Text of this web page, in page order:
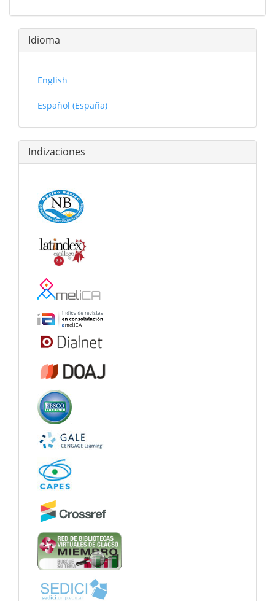
Idioma
English
Español (España)
Indizaciones